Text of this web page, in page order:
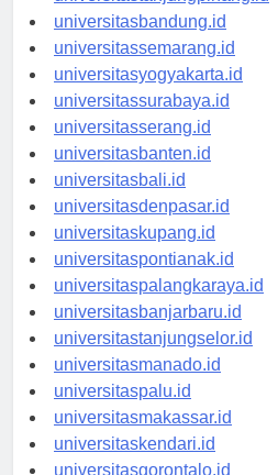
universitastanjungpinang.id
universitasbandung.id
universitassemarang.id
universitasyogyakarta.id
universitassurabaya.id
universitasserang.id
universitasbanten.id
universitasbali.id
universitasdenpasar.id
universitaskupang.id
universitaspontianak.id
universitaspalangkaraya.id
universitasbanjarbaru.id
universitastanjungselor.id
universitasmanado.id
universitaspalu.id
universitasmakassar.id
universitaskendari.id